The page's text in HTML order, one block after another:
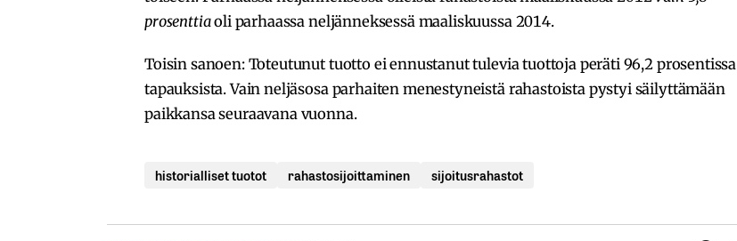
prosenttiaoli parhaassa neljänneksessä maaliskuussa 2014.
Toisin sanoen: Toteutunut tuotto ei ennustanut tulevia tuottoja peräti 96,2 prosentissa
tapauksista. Vain neljäsosa parhaiten menestyneistä rahastoista pystyi säilyttämään
paikkansa seuraavana vuonna.
historialliset tuotot rahastosijoittaminen sijoitusrahastot